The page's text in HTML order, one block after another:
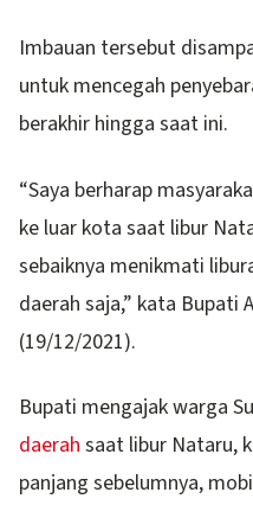
Imbauan tersebut
untuk mencegah
berakhir hingga saat ini.
“Saya berharap
ke luar kota saat libur
sebaiknya menikmati
daerah saja,” kata Bupati
(19/12/2021).
Bupati mengajak warga
daerah saat libur Nataru,
panjang sebelumnya,